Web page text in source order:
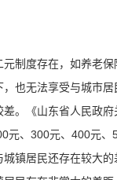
制度存在，如养老
也无法享受与城市居
。《山东省人民政
元、300元、400元
镇居民还存在较大的